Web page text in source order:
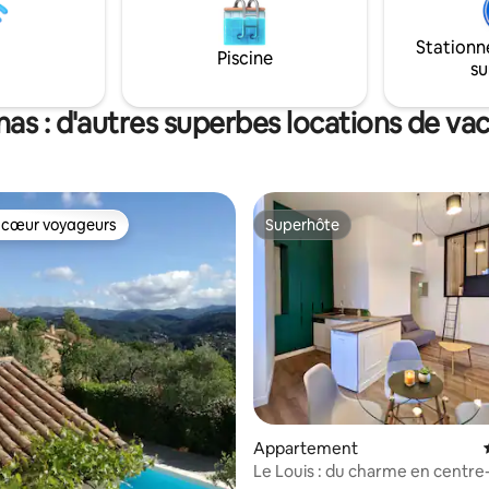
Piscine
: d'autres superbes locations de
la base de 61 commentaires : 4,82 sur 5
voyageurs
voyageurs Superhôte
Superhôte
Appartement
Le Louis : du charme en